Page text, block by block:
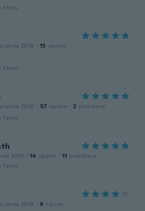
temu
2018 · 15 opinie
temu
2020 · 57 opinie · 2 przesłane
temu
2019 · 14 opinie · 11 przesłane
temu
2019 · 9 opinie